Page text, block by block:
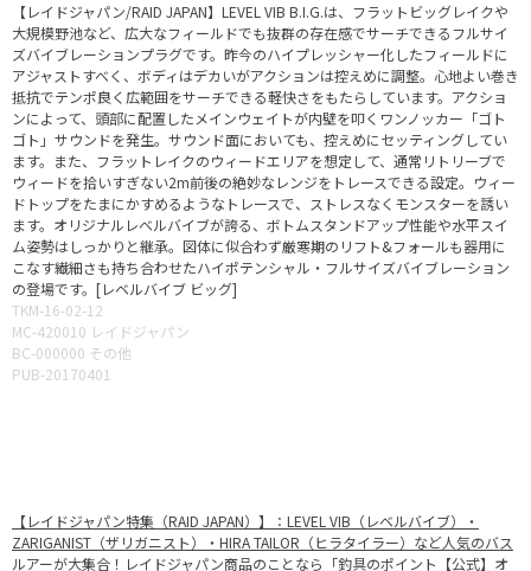
【レイドジャパン/RAID JAPAN】LEVEL VIB B.I.G.は、フラットビッグレイクや
大規模野池など、広大なフィールドでも抜群の存在感でサーチできるフルサイ
ズバイブレーションプラグです。昨今のハイプレッシャー化したフィールドに
アジャストすべく、ボディはデカいがアクションは控えめに調整。心地よい巻き
抵抗でテンポ良く広範囲をサーチできる軽快さをもたらしています。アクショ
ンによって、頭部に配置したメインウェイトが内壁を叩くワンノッカー「ゴト
ゴト」サウンドを発生。サウンド面においても、控えめにセッティングしてい
ます。また、フラットレイクのウィードエリアを想定して、通常リトリーブで
ウィードを拾いすぎない2m前後の絶妙なレンジをトレースできる設定。ウィー
ドトップをたまにかすめるようなトレースで、ストレスなくモンスターを誘い
ます。オリジナルレベルバイブが誇る、ボトムスタンドアップ性能や水平スイ
ム姿勢はしっかりと継承。図体に似合わず厳寒期のリフト&フォールも器用に
こなす繊細さも持ち合わせたハイポテンシャル・フルサイズバイブレーション
の登場です。[レベルバイブ ビッグ]
TKM-16-02-12
MC-420010 レイドジャパン
BC-000000 その他
PUB-20170401
【レイドジャパン特集（RAID JAPAN）】：LEVEL VIB（レベルバイブ）・
ZARIGANIST（ザリガニスト）・HIRA TAILOR（ヒラタイラー）など人気のバス
ルアーが大集合！レイドジャパン商品のことなら「釣具のポイント【公式】オ